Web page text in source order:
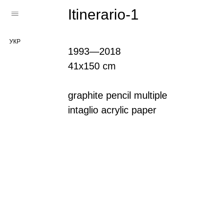
Itinerario-1
УКР
1993—2018
41х150 cm
graphite pencil multiple
intaglio acrylic paper